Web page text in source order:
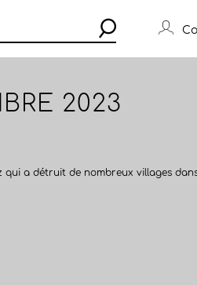
2023
a détruit de nombreux villages